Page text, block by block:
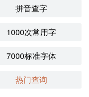
拼音查字
1000次常用字
7000标准字体
热门查询